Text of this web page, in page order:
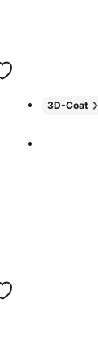
3D-Coat